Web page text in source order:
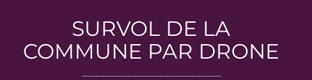
SURVOL DE LA
COMMUNE PAR DRONE